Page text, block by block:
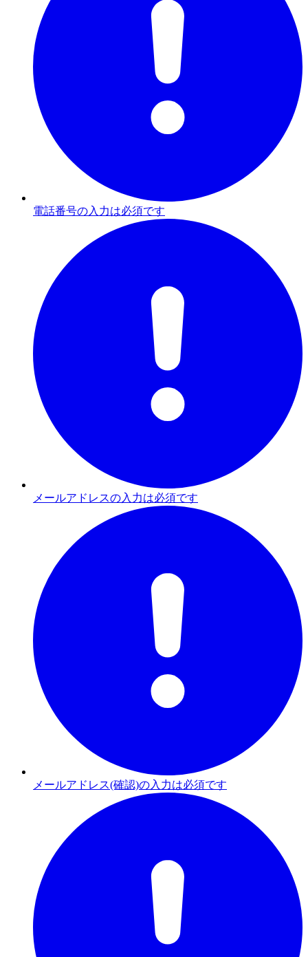
電話番号の入力は必須です
メールアドレスの入力は必須です
メールアドレス(確認)の入力は必須です